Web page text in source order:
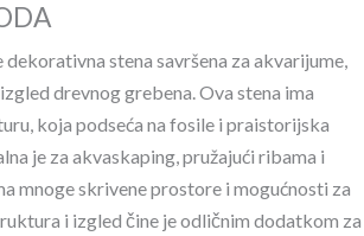
dekorativna stena savršena za akvarijume,
drevnog grebena. Ova stena ima
koja podseća na fosile i praistorijska
je za akvaskaping, pružajući ribama i
mnoge skrivene prostore i mogućnosti za
i izgled čine je odličnim dodatkom za